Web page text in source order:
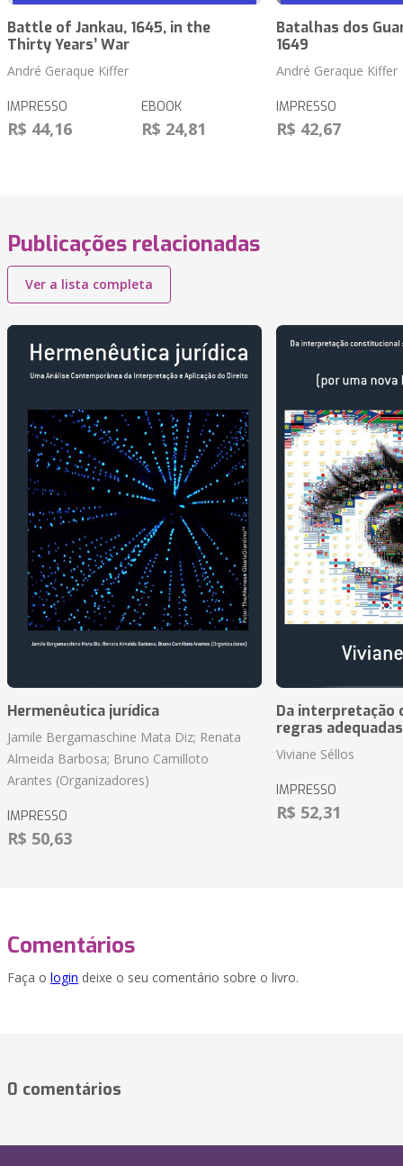
Battle of Jankau, 1645, in the
Thirty Years’ War
André Geraque Kiffer
IMPRESSO
R$ 44,16
EBOOK
R$ 24,81
Batalhas dos
1649
André Geraque Kiffer
IMPRESSO
R$ 42,67
Publicações relacionadas
Ver a lista completa
Hermenêutica jurídica
Jamile Bergamaschine Mata Diz; Renata
Almeida Barbosa; Bruno Camilloto
Arantes (Organizadores)
IMPRESSO
R$ 50,63
Da interpretação
regras
Viviane Séllos
IMPRESSO
R$ 52,31
Comentários
Faça o login deixe o seu comentário sobre o livro.
0 comentários